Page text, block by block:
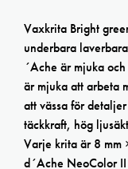
Vaxkrita Bright
underbara
´Ache är mjuka
är mjuka att arbeta
att vässa för
täckkraft, hög
Varje krita är 8 mm
d´Ache NeoColor II